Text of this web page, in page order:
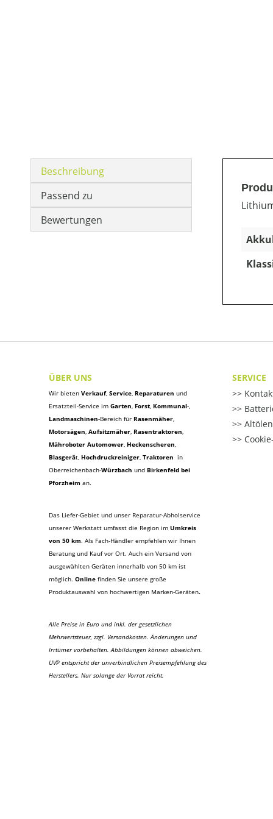
Beschreibung
Passend zu
Bewertungen
ÜBER UNS
Wir bieten Verkauf, Service, Reparaturen und
Ersatzteil-Service im Garten, Forst, Kommunal-,
Landmaschinen-Bereich für Rasenmäher,
Motorsägen, Aufsitzmäher, Rasentraktoren,
Mähroboter Automower, Heckenscheren,
Blasgerät, Hochdruckreiniger, Traktoren in
Oberreichenbach-Würzbach und Birkenfeld bei
Pforzheim an.
Das Liefer-Gebiet und unser Reparatur-Abholservice
unserer Werkstatt umfasst die Region im Umkreis
von 50 km. Als Fach-Händler empfehlen wir Ihnen
Beratung und Kauf vor Ort. Auch ein Versand von
ausgewählten Geräten innerhalb von 50 km ist
möglich. Online finden Sie unsere große
Produktauswahl von hochwertigen Marken-Geräten.
Alle Preise in Euro und inkl. der gesetzlichen
Mehrwertsteuer, zzgl. Versandkosten. Änderungen und
Irrtümer vorbehalten. Abbildungen können abweichen.
UVP entspricht der unverbindlichen Preisempfehlung des
Herstellers. Nur solange der Vorrat reicht.
SERVICE